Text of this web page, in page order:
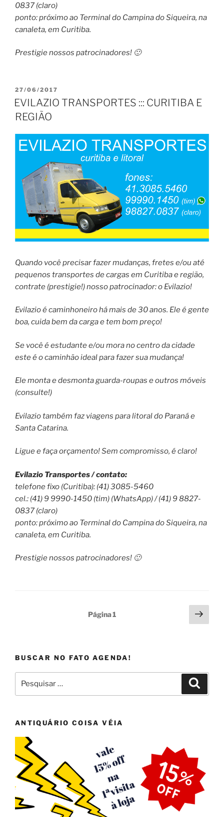
0837 (claro)
ponto: próximo ao Terminal do Campina do Siqueira, na
canaleta, em Curitiba.
Prestigie nossos patrocinadores! 🙂
PUBLICADO
EM
27/06/2017
EVILAZIO TRANSPORTES ::: CURITIBA E
REGIÃO
Quando você precisar fazer mudanças, fretes e/ou até
pequenos transportes de cargas em Curitiba e região,
contrate (prestigie!) nosso patrocinador: o Evilazio!
Evilazio é caminhoneiro há mais de 30 anos. Ele é gente
boa, cuida bem da carga e tem bom preço!
Se você é estudante e/ou mora no centro da cidade
este é o caminhão ideal para fazer sua mudança!
Ele monta e desmonta guarda-roupas e outros móveis
(consulte!)
Evilazio também faz viagens para litoral do Paraná e
Santa Catarina.
Ligue e faça orçamento! Sem compromisso, é claro!
Evilazio Transportes / contato:
telefone fixo (Curitiba): (41) 3085-5460
cel.: (41) 9 9990-1450 (tim) (WhatsApp) / (41) 9 8827-
0837 (claro)
ponto: próximo ao Terminal do Campina do Siqueira, na
canaleta, em Curitiba.
Prestigie nossos patrocinadores! 🙂
Página1
BUSCAR NO FATO AGENDA!
por:
ANTIQUÁRIO COISA VÉIA